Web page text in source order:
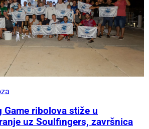
Game ribolova stiže u
uz Soulfingers, završnica